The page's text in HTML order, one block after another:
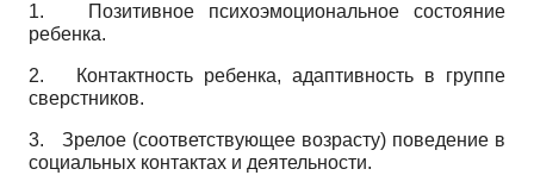
1.
Позитивное психоэмоциональное состояние
ребенка.
2.
Контактность ребенка, адаптивность в группе
сверстников.
3. Зрелое (соответствующее возрасту) поведение в
социальных контактах и деятельности.